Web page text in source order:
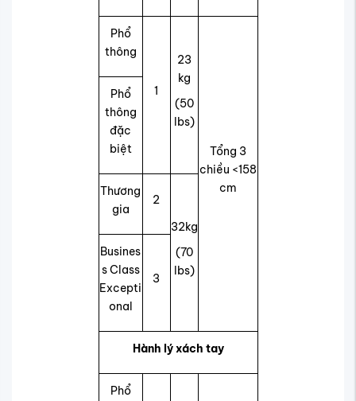
Phổ
thông
1
23
kg
(50
lbs)
Tổng 3
chiều <158
cm
Phổ
thông
đặc
biệt
Thương
gia
2
32kg
(70
lbs)
Busines
s Class
Excepti
onal
3
Hành lý xách tay
Phổ